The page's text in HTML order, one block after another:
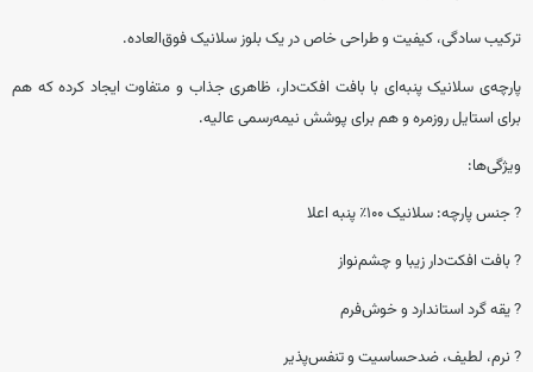
ترکیب سادگی، کیفیت و طراحی خاص در یک بلوز سلانیک فوق‌العاده.
پارچه‌ی سلانیک پنبه‌ای با بافت افکت‌دار، ظاهری جذاب و متفاوت ایجاد کرده که هم
برای استایل روزمره و هم برای پوشش نیمه‌رسمی عالیه.
ویژگی‌ها:
? جنس پارچه: سلانیک ۱۰۰٪ پنبه اعلا
? بافت افکت‌دار زیبا و چشم‌نواز
? یقه گرد استاندارد و خوش‌فرم
? نرم، لطیف، ضد‌حساسیت و تنفس‌پذیر